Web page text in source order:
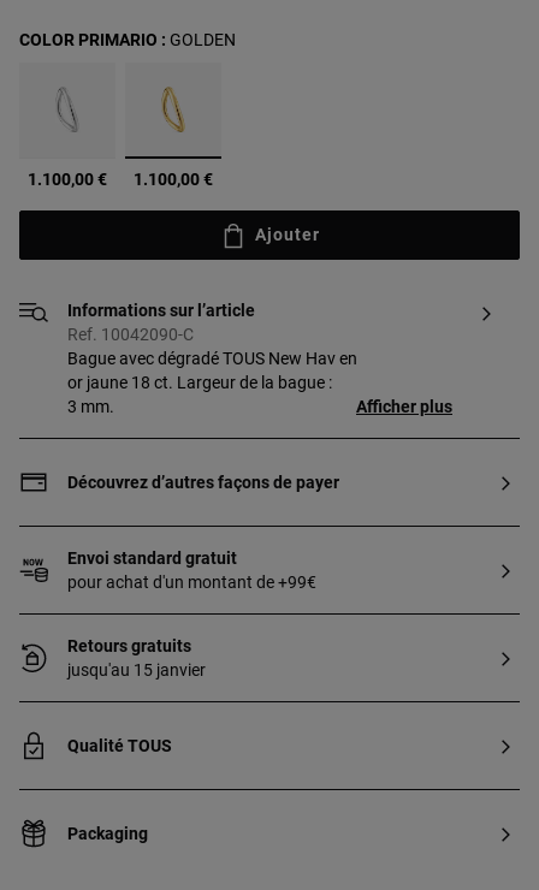
1.100,00 € sélectionné
1.100,00 €
COLOR PRIMARIO : GOLDEN
Ajouter
Informations sur l’article
Ref. 10042090-C
Bague avec dégradé TOUS New Hav en
or jaune 18 ct. Largeur de la bague :
3 mm.
Afficher plus
Découvrez d’autres façons de payer
Envoi standard gratuit
pour achat d'un montant de +99€
Retours gratuits
jusqu'au 15 janvier
Qualité TOUS
Packaging